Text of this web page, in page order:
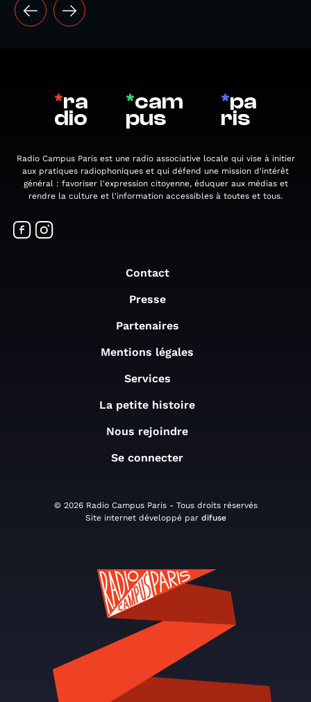
*ra
dio
*cam
pus
*pa
ris
Radio Campus Paris est une radio associative locale qui vise à initier
aux pratiques radiophoniques et qui défend une mission d'intérêt
général : favoriser l'expression citoyenne, éduquer aux médias et
rendre la culture et l'information accessibles à toutes et tous.
Contact
Presse
Partenaires
Mentions légales
Services
La petite histoire
Nous rejoindre
Se connecter
© 2026 Radio Campus Paris - Tous droits réservés
Site internet développé par difuse